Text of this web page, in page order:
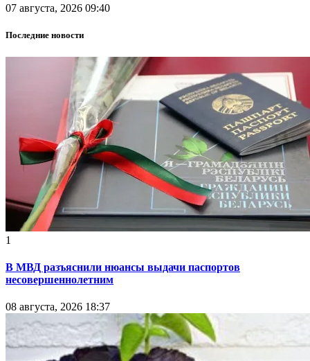
07 августа, 2026 09:40
Последние новости
1
В МВД разъяснили нюансы выдачи паспортов
несовершеннолетним
08 августа, 2026 18:37